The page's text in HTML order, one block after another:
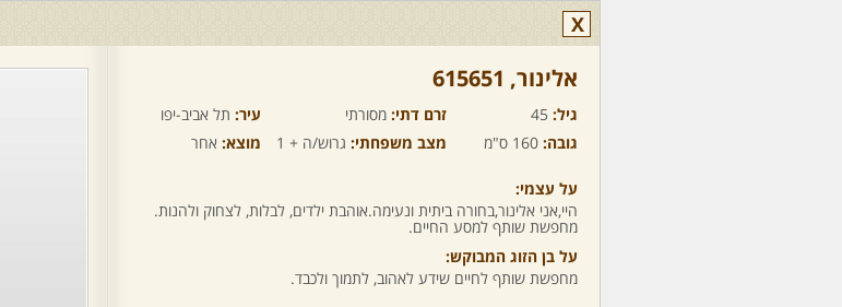
X
אלינור,‏ 615651
גיל: 45 זרם דתי: מסורתי עיר: תל אביב-יפו
גובה: 160 ס"מ מצב משפחתי: גרוש/ה + 1 מוצא: אחר
על עצמי:
היי,אני אלינור,בחורה ביתית ונעימה.אוהבת ילדים, לבלות, לצחוק ולהנות.
מחפשת שותף למסע החיים.
על בן הזוג המבוקש:
מחפשת שותף לחיים שידע לאהוב, לתמוך ולכבד.